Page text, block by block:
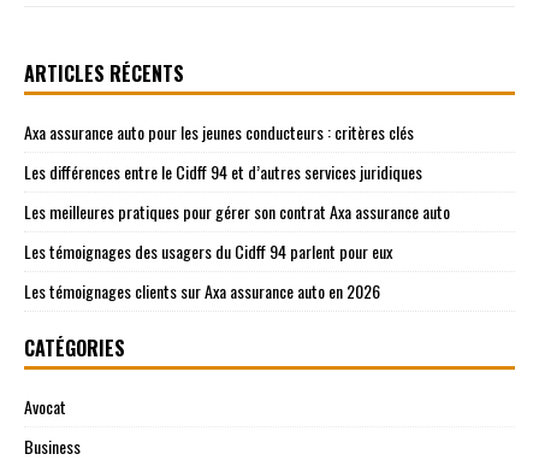
ARTICLES RÉCENTS
Axa assurance auto pour les jeunes conducteurs : critères clés
Les différences entre le Cidff 94 et d’autres services juridiques
Les meilleures pratiques pour gérer son contrat Axa assurance auto
Les témoignages des usagers du Cidff 94 parlent pour eux
Les témoignages clients sur Axa assurance auto en 2026
CATÉGORIES
Avocat
Business